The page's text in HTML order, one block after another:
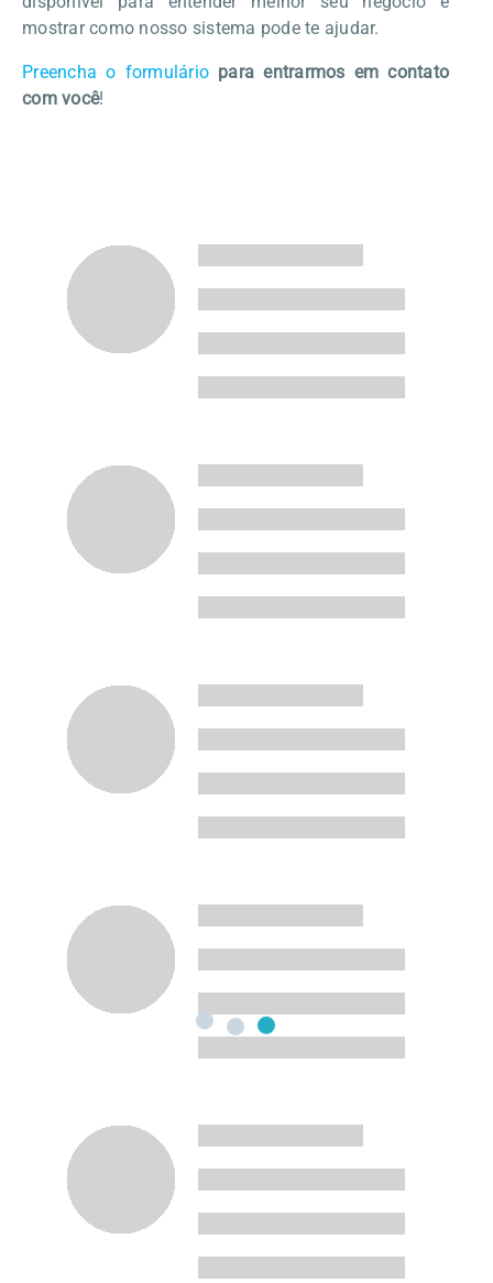
mostrar como nosso sistema pode te ajudar.
Preencha o formulário para entrarmos em contato
com você!